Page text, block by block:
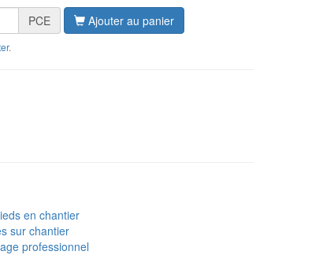
PCE Ajouter au panier
.
en chantier
sur chantier
professionnel